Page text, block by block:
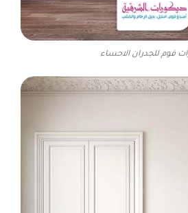
فوم للجدران الاحساء